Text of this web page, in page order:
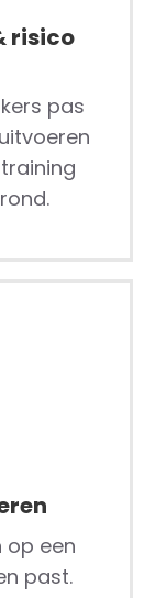
risico
pas
op een
past.